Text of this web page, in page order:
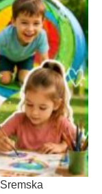
Sremska